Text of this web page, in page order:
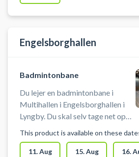
Engelsborghallen
Badmintonbane
Du lejer en badmintonbane i
Multihallen i Engelsborghallen i
Lyngby. Du skal selv tage net op
selv ketcher og bolde. Der er
mulighed for omklædning.
This product is available on these
11. Aug 15. Aug 16.